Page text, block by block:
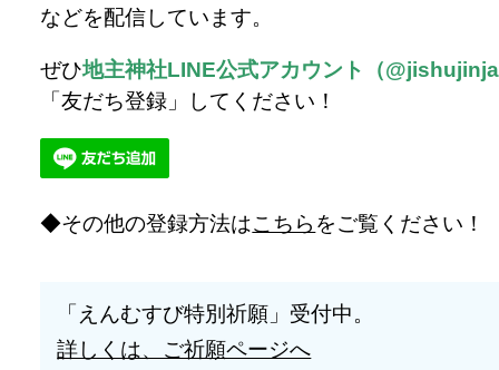
などを配信しています。
ぜひ地主神社LINE公式アカウント（
「友だち登録」してください！
その他の登録方法はこちら をご覧ください！
「えんむすび特別祈願」受付中。
詳しくは、ご祈願ページへ